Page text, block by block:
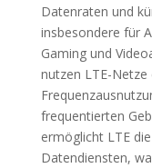
Datenraten und
insbesondere für
Gaming und
nutzen LTE-
frequentierten
ermöglicht LTE
Datendiensten,